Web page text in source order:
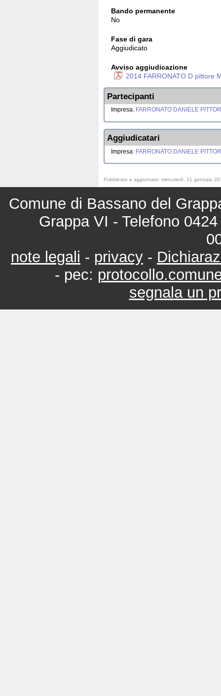
Bando permanente
No
Fase di gara
Aggiudicato
Avviso aggiudicazione
2014 FARRONATO D pittore
Partecipanti
Impresa: FARRONATO DANIELE
Aggiudicatari
Impresa: FARRONATO DANIELE
Pubblicato e aggiornato: mercoledì, 21 gennaio
Comune di Bassano del
Grappa VI - Telefono
note legali - privacy -
- pec:
segnala un